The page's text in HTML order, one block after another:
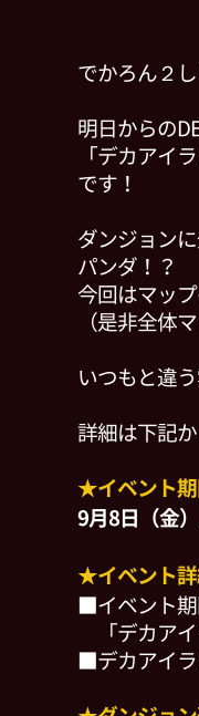
でかろん２し
明日からの
「デカアイ
です！
ダンジョン
パンダ！？
今回はマッ
（是非全体
いつもと違
詳細は下記か
★イベント
9月8日（金
★イベント
■イベント
「デカアイ
■デカアイ